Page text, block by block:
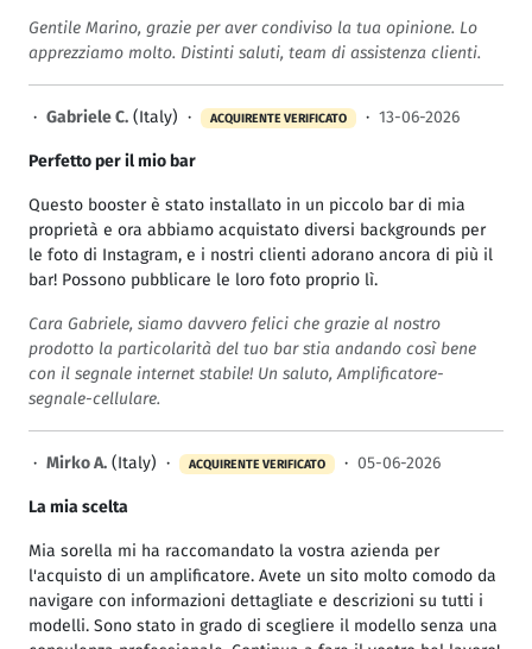
Gentile Marino, grazie per aver condiviso la tua opinione. Lo
apprezziamo molto. Distinti saluti, team di assistenza clienti.
· Gabriele C. (Italy) · ACQUIRENTE VERIFICATO · 13-06-2026
Perfetto per il mio bar
Questo booster è stato installato in un piccolo bar di mia
proprietà e ora abbiamo acquistato diversi backgrounds per
le foto di Instagram, e i nostri clienti adorano ancora di più il
bar! Possono pubblicare le loro foto proprio lì.
Cara Gabriele, siamo davvero felici che grazie al nostro
prodotto la particolarità del tuo bar stia andando così bene
con il segnale internet stabile! Un saluto, Amplificatore-
segnale-cellulare.
· Mirko A. (Italy) · ACQUIRENTE VERIFICATO · 05-06-2026
La mia scelta
Mia sorella mi ha raccomandato la vostra azienda per
l'acquisto di un amplificatore. Avete un sito molto comodo da
navigare con informazioni dettagliate e descrizioni su tutti i
modelli. Sono stato in grado di scegliere il modello senza una